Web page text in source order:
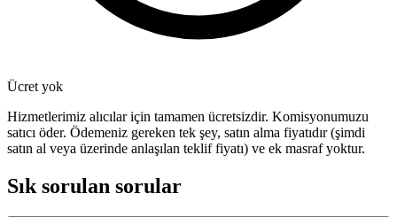
Ücret yok
Hizmetlerimiz alıcılar için tamamen ücretsizdir. Komisyonumuzu
satıcı öder. Ödemeniz gereken tek şey, satın alma fiyatıdır (şimdi
satın al veya üzerinde anlaşılan teklif fiyatı) ve ek masraf yoktur.
Sık sorulan sorular